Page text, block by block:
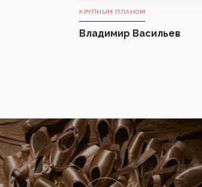
КРУПНЫМ ПЛАНОМ
Владимир Васильев